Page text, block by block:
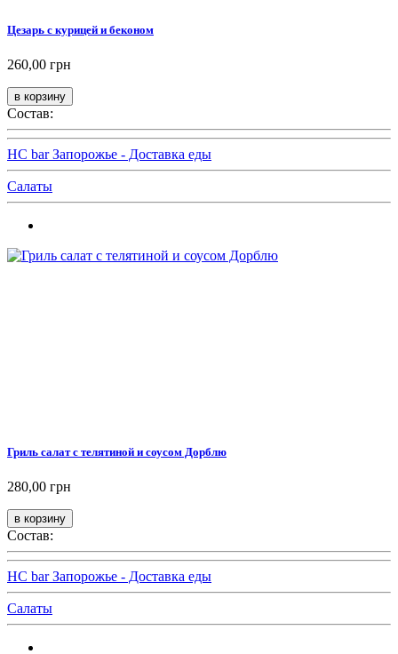
Цезарь с курицей и беконом
260,00 грн
Состав:
HC bar Запорожье - Доставка еды
Салаты
Гриль салат с телятиной и соусом Дорблю
280,00 грн
Состав:
HC bar Запорожье - Доставка еды
Салаты